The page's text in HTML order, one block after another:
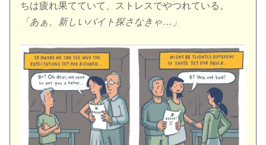
ちは疲れ果てていて、ストレスでやつれている。
「あぁ、新しいバイト探さなきゃ…」